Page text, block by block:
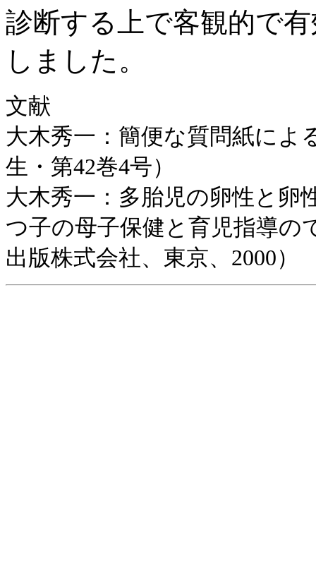
診断する上で客観的で
しました。
文献
大木秀一：簡便な質問紙によ
生・第42巻4号）
大木秀一：多胎児の卵性と卵
つ子の母子保健と育児指導の
出版株式会社、東京、2000）